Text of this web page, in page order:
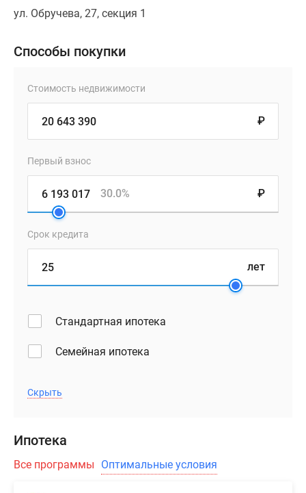
ул. Обручева, 27, секция 1
Способы покупки
Стоимость недвижимости
₽
Первый взнос
₽
30.0%
Срок кредита
лет
Стандартная ипотека
Семейная ипотека
Скрыть
Ипотека
Все программы Оптимальные условия